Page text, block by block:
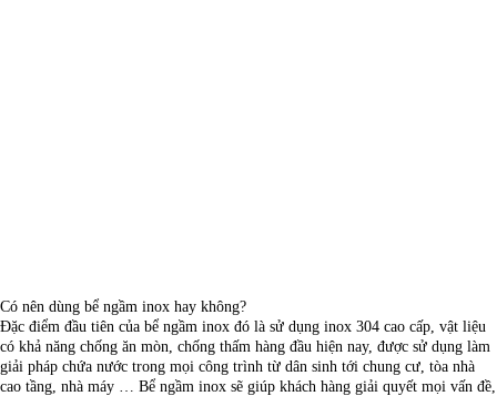
Có nên dùng bể ngầm inox hay không?
Đặc điểm đầu tiên của bể ngầm inox đó là sử dụng inox 304 cao cấp, vật liệu
có khả năng chống ăn mòn, chống thấm hàng đầu hiện nay, được sử dụng làm
giải pháp chứa nước trong mọi công trình từ dân sinh tới chung cư, tòa nhà
cao tầng, nhà máy … Bể ngầm inox sẽ giúp khách hàng giải quyết mọi vấn đề,